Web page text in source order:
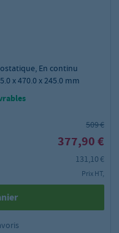
En continu
x 470.0 x 245.0 mm
509 €
377,90 €
131,10 €
Prix HT,